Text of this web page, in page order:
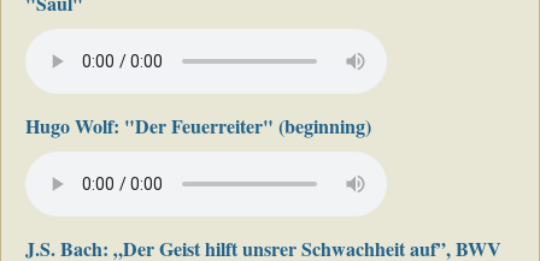
Hugo Wolf: "Der Feuerreiter" (beginning)
J.S. Bach: „Der Geist hilft unsrer Schwachheit auf”, BWV